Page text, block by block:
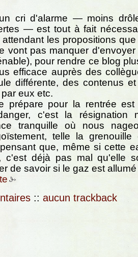
cri d'alarme — moins
— est tout à fait
les propositions
vont pas manquer
pour rendre ce blog
efficace auprès des
différente, des contenus
eux etc.
prépare pour la rentrée est
c'est la résignation
tranquille où nous
telle la
que, même si cette
c'est déjà pas mal qu'elle
de savoir si le gaz est
:: aucun trackback